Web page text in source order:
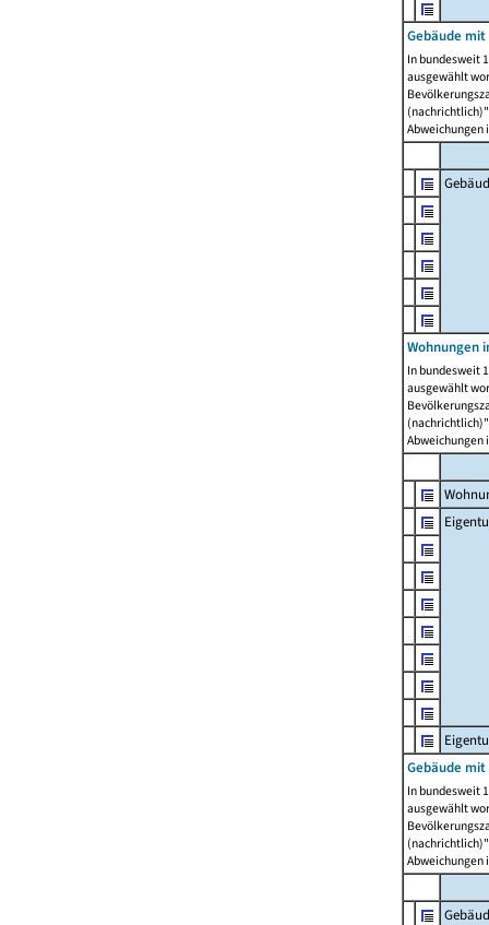
Gebäude mit
In bundesweit
ausgewählt
Abweichungen
Wohnungen
In bundesweit
ausgewählt
Abweichungen
Gebäude
In bundesweit
ausgewählt
Abweichungen